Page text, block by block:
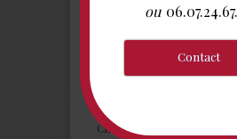
Réservation
Disponibilité, réservation
Choisissez vos dates
ou
Contact